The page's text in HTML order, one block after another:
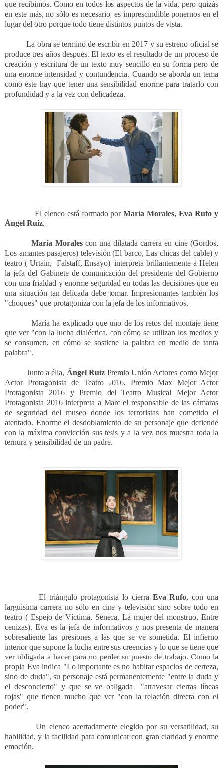
que recibimos. Como en todos los aspectos de la vida, pero quizás
en este más, no sólo es necesario, es imprescindible ponernos en el
lugar del otro porque todo tiene distintos puntos de vista.
La obra se terminó de escribir en 2017 y su estreno oficial se
produce tres años después. El texto es el resultado de un proceso de
creación y escritura de un texto muy sencillo en su forma pero de
una enorme intensidad y contundencia. Cuando se aborda un tema
como éste hay que tener una sensibilidad enorme para tratarlo con
profundidad y a la vez con delicadeza.
El elenco está formado por María Morales, Eva Rufo y
Ángel Ruiz.
María Moralescon una dilatada carrera en cine (Gordos,
Los amantes pasajeros) televisión (El barco, Las chicas del cable) y
teatro ( Urtain,
Falstaff, Ensayo), interpreta brillantemente a Helen
la jefa del Gabinete de comunicación del presidente del Gobierno
con una frialdad y enorme seguridad en todas las decisiones que en
una situación tan delicada debe tomar. Impresionantes también los
"choques" que protagoniza con la jefa de los informativos.
María ha explicado que uno de los retos del montaje tiene
que ver "con la lucha dialéctica, con cómo se utilizan los medios y
se consumen, en cómo se sostiene la palabra en medio de tanta
palabra".
Junto a élla, Ángel Ruíz Premio Unión Actores como Mejor
Actor Protagonista de Teatro 2016, Premio Max Mejor Actor
Protagonista 2016 y Premio del Teatro Musical Mejor Actor
Protagonista 2016 interpreta a Marc el responsable de las cámaras
de seguridad del museo donde los terroristas han cometido el
atentado. Enorme el desdoblamiento de su personaje que defiende
con la máxima convicción sus tesis y a la vez nos muestra toda la
ternura y sensibilidad de un padre.
El triángulo protagonista lo cierra Eva Rufo, con una
larguísima carrera no sólo en cine y televisión sino sobre todo en
teatro ( Espejo de Víctima, Séneca, La mujer del monstruo, Entre
cenizas). Eva es la jefa de informativos y nos presenta de manera
sobresaliente las presiones a las que se ve sometida. El infierno
interior que supone la lucha entre sus creencias y lo que se tiene que
ver obligada a hacer para no perder su puesto de trabajo. Como la
propia Eva indica "Lo importante es no habitar espacios de certeza,
sino de duda", su personaje está permanentemente "entre la duda y
el desconcierto" y que se ve obligada
"atravesar ciertas líneas
rojas" que tienen mucho que ver "con la relación directa con el
poder".
Un elenco acertadamente elegido por su versatilidad, su
habilidad, y la facilidad para comunicar con gran claridad y enorme
emoción.